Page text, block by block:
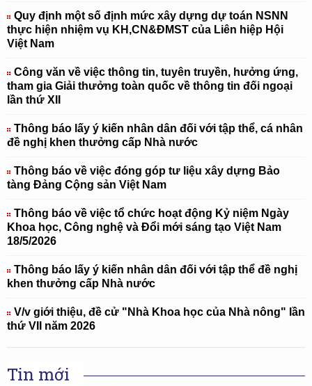
Quy định một số định mức xây dựng dự toán NSNN
thực hiện nhiệm vụ KH,CN&ĐMST của Liên hiệp Hội
Việt Nam
Công văn về việc thông tin, tuyên truyền, hưởng ứng,
tham gia Giải thưởng toàn quốc về thông tin đối ngoại
lần thứ XII
Thông báo lấy ý kiến nhân dân đối với tập thể, cá nhân
đề nghị khen thưởng cấp Nhà nước
Thông báo về việc đóng góp tư liệu xây dựng Bảo
tàng Đảng Cộng sản Việt Nam
Thông báo về việc tổ chức hoạt động Kỷ niệm Ngày
Khoa học, Công nghệ và Đổi mới sáng tạo Việt Nam
18/5/2026
Thông báo lấy ý kiến nhân dân đối với tập thể đề nghị
khen thưởng cấp Nhà nước
V/v giới thiệu, đề cử "Nhà Khoa học của Nhà nông" lần
thứ VII năm 2026
Tin mới